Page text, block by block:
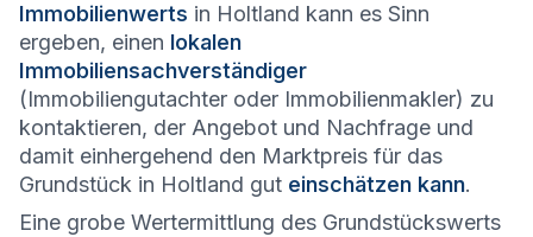
Immobilienwerts in Holtland kann es Sinn
ergeben, einen lokalen
Immobiliensachverständiger
(Immobiliengutachter oder Immobilienmakler) zu
kontaktieren, der Angebot und Nachfrage und
damit einhergehend den Marktpreis für das
Grundstück in Holtland gut einschätzen kann.
Eine grobe Wertermittlung des Grundstückswerts